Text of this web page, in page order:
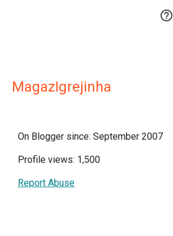

MagazIgrejinha
On Blogger since: September 2007
Profile views: 1,500
Report Abuse